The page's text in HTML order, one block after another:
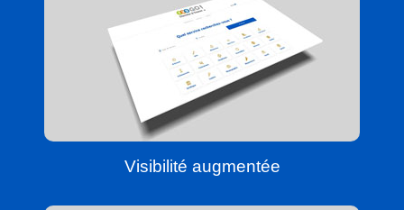
Visibilité augmentée